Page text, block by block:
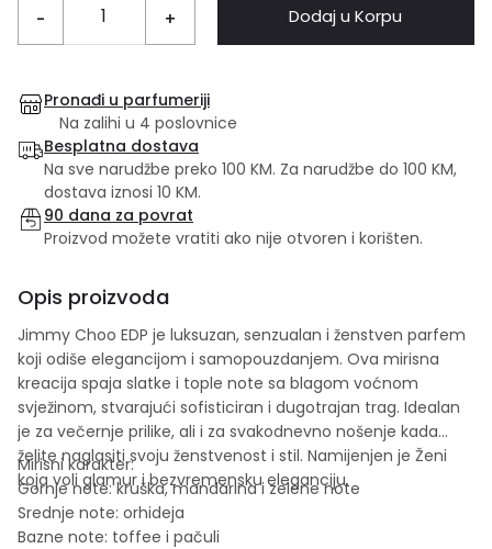
- + Dodaj u Korpu
Pronađi u parfumeriji
Na zalihi u 4 poslovnice
Besplatna dostava
Na sve narudžbe preko 100 KM. Za narudžbe do 100 KM,
dostava iznosi 10 KM.
90 dana za povrat
Proizvod možete vratiti ako nije otvoren i korišten.
Opis proizvoda
Jimmy Choo EDP je luksuzan, senzualan i ženstven parfem
koji odiše elegancijom i samopouzdanjem. Ova mirisna
kreacija spaja slatke i tople note sa blagom voćnom
svježinom, stvarajući sofisticiran i dugotrajan trag. Idealan
je za večernje prilike, ali i za svakodnevno nošenje kada
želite naglasiti svoju ženstvenost i stil. Namijenjen je Ženi
koja voli glamur i bezvremensku eleganciju.
Mirisni karakter:
Gornje note: kruška, mandarina i zelene note
Srednje note: orhideja
Bazne note: toffee i pačuli